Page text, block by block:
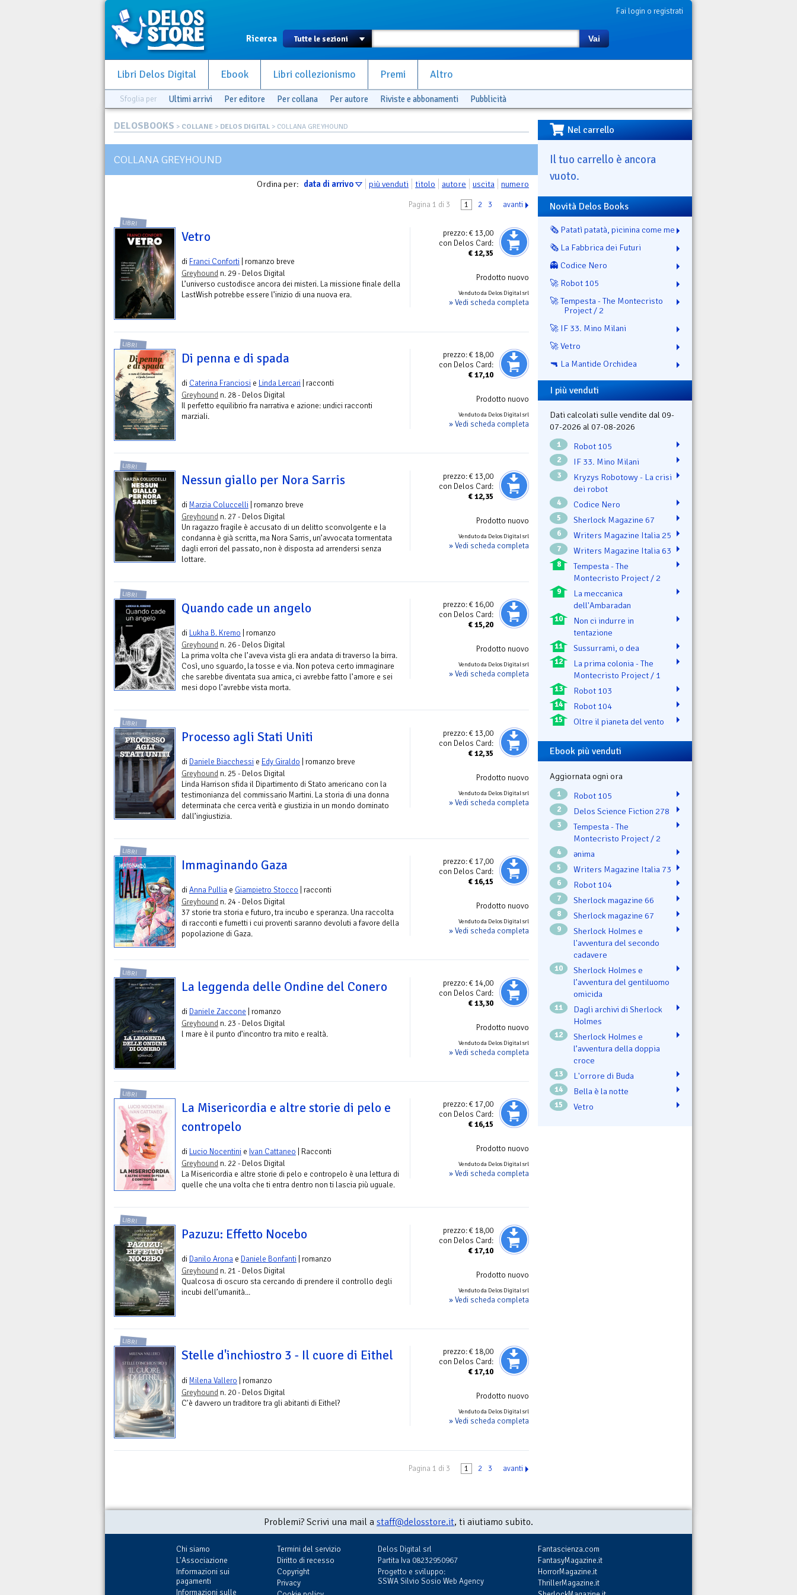
Fai login o registrati
Ricerca Vai
Libri Delos Digital Ebook Libri collezionismo Premi Altro
Sfoglia per Ultimi arrivi Per editore Per collana Per autore Riviste e abbonamenti Pubblicità
DELOSBOOKS > COLLANE > DELOS DIGITAL > COLLANA GREYHOUND
COLLANA GREYHOUND
Ordina per: data di arrivo più venduti titolo autore uscita numero
Pagina 1 di 3 1 2 3 avanti
prezzo:€ 13,00
con Delos Card:
€12,35
Prodotto nuovo
Venduto da Delos Digital srl
» Vedi scheda completa
LIBRI
Vetro
di Franci Conforti | romanzo breve
Greyhound n. 29 - Delos Digital
L’universo custodisce ancora dei misteri. La missione finale della
LastWish potrebbe essere l’inizio di una nuova era.
prezzo:€ 18,00
con Delos Card:
€17,10
Prodotto nuovo
Venduto da Delos Digital srl
» Vedi scheda completa
LIBRI
Di penna e di spada
di Caterina Franciosi e Linda Lercari | racconti
Greyhound n. 28 - Delos Digital
Il perfetto equilibrio fra narrativa e azione: undici racconti
marziali.
prezzo:€ 13,00
con Delos Card:
€12,35
Prodotto nuovo
Venduto da Delos Digital srl
» Vedi scheda completa
LIBRI
Nessun giallo per Nora Sarris
di Marzia Coluccelli | romanzo breve
Greyhound n. 27 - Delos Digital
Un ragazzo fragile è accusato di un delitto sconvolgente e la
condanna è già scritta, ma Nora Sarris, un’avvocata tormentata
dagli errori del passato, non è disposta ad arrendersi senza
lottare.
prezzo:€ 16,00
con Delos Card:
€15,20
Prodotto nuovo
Venduto da Delos Digital srl
» Vedi scheda completa
LIBRI
Quando cade un angelo
di Lukha B. Kremo | romanzo
Greyhound n. 26 - Delos Digital
La prima volta che l’aveva vista gli era andata di traverso la birra.
Così, uno sguardo, la tosse e via. Non poteva certo immaginare
che sarebbe diventata sua amica, ci avrebbe fatto l’amore e sei
mesi dopo l’avrebbe vista morta.
prezzo:€ 13,00
con Delos Card:
€12,35
Prodotto nuovo
Venduto da Delos Digital srl
» Vedi scheda completa
LIBRI
Processo agli Stati Uniti
di Daniele Biacchessi e Edy Giraldo | romanzo breve
Greyhound n. 25 - Delos Digital
Linda Harrison sfida il Dipartimento di Stato americano con la
testimonianza del commissario Martini. La storia di una donna
determinata che cerca verità e giustizia in un mondo dominato
dall’ingiustizia.
prezzo:€ 17,00
con Delos Card:
€16,15
Prodotto nuovo
Venduto da Delos Digital srl
» Vedi scheda completa
LIBRI
Immaginando Gaza
diAnna Pullia e Giampietro Stocco | racconti
Greyhound n. 24 - Delos Digital
37 storie tra storia e futuro, tra incubo e speranza. Una raccolta
di racconti e fumetti i cui proventi saranno devoluti a favore della
popolazione di Gaza.
prezzo:€ 14,00
con Delos Card:
€13,30
Prodotto nuovo
Venduto da Delos Digital srl
» Vedi scheda completa
LIBRI
La leggenda delle Ondine del Conero
di Daniele Zaccone | romanzo
Greyhound n. 23 - Delos Digital
l mare è il punto d’incontro tra mito e realtà.
prezzo:€ 17,00
con Delos Card:
€16,15
Prodotto nuovo
Venduto da Delos Digital srl
» Vedi scheda completa
LIBRI
La Misericordia e altre storie di pelo e
contropelo
di Lucio Nocentini e Ivan Cattaneo | Racconti
Greyhound n. 22 - Delos Digital
La Misericordia e altre storie di pelo e contropelo è una lettura di
quelle che una volta che ti entra dentro non ti lascia più uguale.
prezzo:€ 18,00
con Delos Card:
€17,10
Prodotto nuovo
Venduto da Delos Digital srl
» Vedi scheda completa
LIBRI
Pazuzu: Effetto Nocebo
di Danilo Arona e Daniele Bonfanti | romanzo
Greyhound n. 21 - Delos Digital
Qualcosa di oscuro sta cercando di prendere il controllo degli
incubi dell’umanità...
prezzo:€ 18,00
con Delos Card:
€17,10
Prodotto nuovo
Venduto da Delos Digital srl
» Vedi scheda completa
LIBRI
Stelle d'inchiostro 3 - Il cuore di Eithel
di Milena Vallero | romanzo
Greyhound n. 20 - Delos Digital
C'è davvero un traditore tra gli abitanti di Eithel?
Pagina 1 di 3 1 2 3 avanti
Nel carrello
Il tuo carrello è ancora
vuoto.
Novità Delos Books
🗞️ Patatì patatà, picinina come me
🗞️ La Fabbrica dei Futuri
👻 Codice Nero
🚀 Robot 105
🚀 Tempesta - The Montecristo
Project / 2
🚀 IF 33. Mino Milani
🚀 Vetro
🔫 La Mantide Orchidea
I più venduti
Dati calcolati sulle vendite dal 09-
07-2026 al 07-08-2026
1 Robot 105
2 IF 33. Mino Milani
3
Kryzys Robotowy - La crisi
dei robot
4 Codice Nero
5 Sherlock Magazine 67
6 Writers Magazine Italia 25
7 Writers Magazine Italia 63
8
Tempesta - The
Montecristo Project / 2
9
La meccanica
dell'Ambaradan
10
Non ci indurre in
tentazione
11 Sussurrami, o dea
12
La prima colonia - The
Montecristo Project / 1
13 Robot 103
14 Robot 104
15 Oltre il pianeta del vento
Ebook più venduti
Aggiornata ogni ora
1 Robot 105
2 Delos Science Fiction 278
3
Tempesta - The
Montecristo Project / 2
4 ənima
5 Writers Magazine Italia 73
6 Robot 104
7 Sherlock magazine 66
8 Sherlock magazine 67
9
Sherlock Holmes e
l'avventura del secondo
cadavere
10
Sherlock Holmes e
l’avventura del gentiluomo
omicida
11
Dagli archivi di Sherlock
Holmes
12
Sherlock Holmes e
l’avventura della doppia
croce
13 L'orrore di Buda
14 Bella è la notte
15 Vetro
Problemi? Scrivi una mail a staff@delosstore.it, ti aiutiamo subito.
Chi siamo
L'Associazione
Informazioni sui
pagamenti
Informazioni sulle
Termini del servizio
Diritto di recesso
Copyright
Privacy
Delos Digital srl
Partita Iva 08232950967
Progetto e sviluppo:
SSWA Silvio Sosio Web Agency
Fantascienza.com
FantasyMagazine.it
HorrorMagazine.it
ThrillerMagazine.it